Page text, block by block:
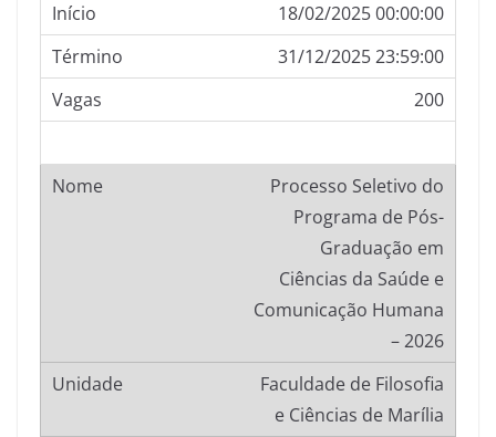
18/02/2025 00:00:00
31/12/2025 23:59:00
200
Processo Seletivo do
Programa de Pós-
Graduação em
Ciências da Saúde e
Comunicação Humana
– 2026
Faculdade de Filosofia
e Ciências de Marília